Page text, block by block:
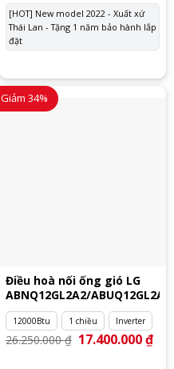
[HOT] New model 2022 - Xuất xứ
Thái Lan - Tặng 1 năm bảo hành lắp
đặt
Giảm 34%
Điều hoà nối ống gió LG
ABNQ12GL2A2/ABUQ12GL2A2
12000Btu 1 chiều Inverter
26.250.000₫ Giá
gốc
17.400.000₫Giá